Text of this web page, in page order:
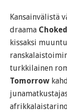
Kansainvälistä
draama
kissaksi
turkkilainen
Tomorrow